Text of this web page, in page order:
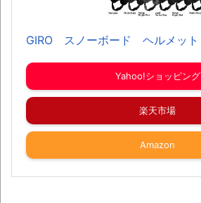
GIRO スノーボード ヘルメット
Yahoo!ショッピング
楽天市場
Amazon